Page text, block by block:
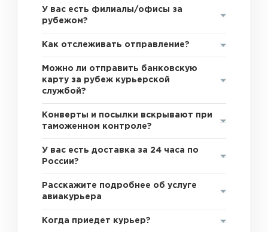
У вас есть филиалы/офисы за
рубежом?
Как отслеживать отправление?
Можно ли отправить банковскую
карту за рубеж курьерской
службой?
Конверты и посылки вскрывают при
таможенном контроле?
У вас есть доставка за 24 часа по
России?
Расскажите подробнее об услуге
авиакурьера
Когда приедет курьер?